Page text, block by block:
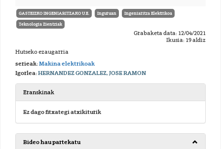
GASTEIZKO INGENIARITZAKO U.E. Inguruan Ingeniaritza Elektrikoa
Teknologia Zientziak
Grabaketa data: 12/04/2021
Ikusia: 19 aldiz
Hutseko ezaugarria
serieak:Makina elektrikoak
Igorlea:HERNANDEZ GONZALEZ, JOSE RAMON
Eranskinak
Ez dago fitxategi atxikiturik
Bideo hau partekatu